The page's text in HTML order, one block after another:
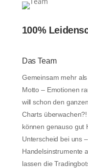
100%
Das Team
Gemeinsam mehr
Motto – Emotionen
will schon den
Charts
können genauso gut
Unterscheid bei uns
Handelsinstrumente
lassen die